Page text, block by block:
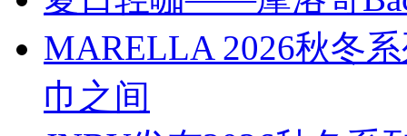
MARELLA 2026秋冬
巾之间